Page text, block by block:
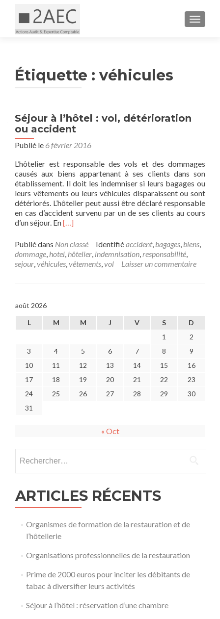
Étiquette : véhicules
Séjour à l’hôtel : vol, détérioration
ou accident
Publié le 6 février 2016
L’hôtelier est responsable des vols et des dommages
causés aux biens appartenant à ses clients dans son
établissement. Il doit les indemniser si leurs bagages ou
leurs vêtements ou leurs véhicules disparaissent ou sont
détériorés. L’hôtelier peut aussi être déclaré responsable
en cas d’accident survenu par un de ses clients au cours
d’un séjour. EnEn
plus
surSéjour
à
l’hôtel
accident
[…]
Publié dans Non classé Identifiéaccident, bagages, biens,
dommage, hotel, hôtelier, indemnisation,responsabilité,
sejour,véhicules,vêtements,vol Laisser un commentaire
août 2026
L M M J V S
D
1
2
3
4 5 6 7 8
9
10
11 12 13 14 15
16
17
18 19 20 21 22
23
24
25 26 27 28 29
30
31
« Oct
ARTICLES RÉCENTS
Organismes de formation de la restauration et de
l’hôtellerie
Organisations professionnelles de la restauration
Prime de 2000 euros pour inciter les débitants de
tabac à diversifier leurs activités
Séjour à l’hôtel : réservation d’une chambre